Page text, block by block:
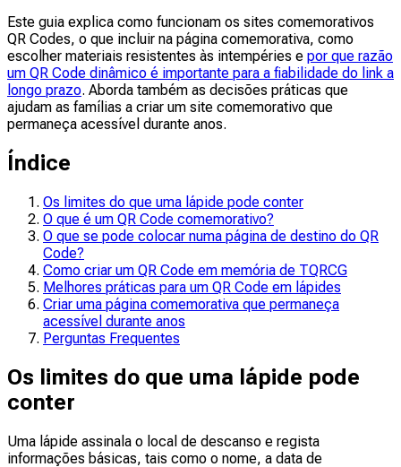
Este guia explica como funcionam os sites comemorativos
QR Codes, o que incluir na página comemorativa, como
escolher materiais resistentes às intempéries e por que razão
um QR Code dinâmico é importante para a fiabilidade do link a
longo prazo. Aborda também as decisões práticas que
ajudam as famílias a criar um site comemorativo que
permaneça acessível durante anos.
Índice
Os limites do que uma lápide pode conter
O que é um QR Code comemorativo?
O que se pode colocar numa página de destino do QR
Code?
Como criar um QR Code em memória de TQRCG
Melhores práticas para um QR Code em lápides
Criar uma página comemorativa que permaneça
acessível durante anos
Perguntas Frequentes
Os limites do que uma lápide pode
conter
Uma lápide assinala o local de descanso e regista
informações básicas, tais como o nome, a data de